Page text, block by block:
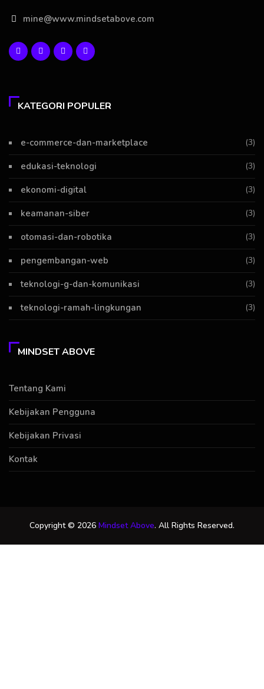
mine@www.mindsetabove.com
KATEGORI POPULER
e-commerce-dan-marketplace (3)
edukasi-teknologi (3)
ekonomi-digital (3)
keamanan-siber (3)
otomasi-dan-robotika (3)
pengembangan-web (3)
teknologi-g-dan-komunikasi (3)
teknologi-ramah-lingkungan (3)
MINDSET ABOVE
Tentang Kami
Kebijakan Pengguna
Kebijakan Privasi
Kontak
Copyright © 2026 Mindset Above. All Rights Reserved.